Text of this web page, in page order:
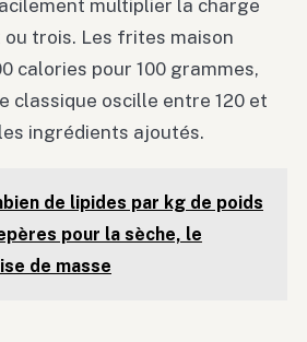
multiplier la charge
trois. Les frites maison
calories pour 100 grammes,
classique oscille entre 120 et
ingrédients ajoutés.
de lipides par kg de poids
pour la sèche, le
de masse